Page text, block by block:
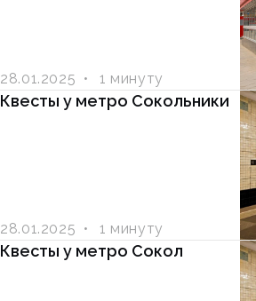
28.01.2025 1 минуту
Квесты у метро Сокольники
28.01.2025 1 минуту
Квесты у метро Сокол